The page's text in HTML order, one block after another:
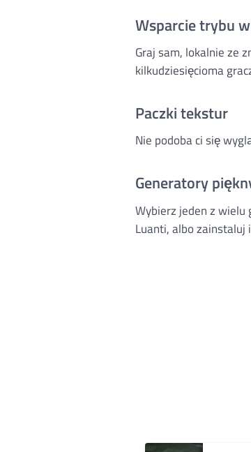
Wsparcie trybu
Graj sam, lokalnie ze
kilkudziesięcioma
Paczki tekstur
Nie podoba ci się
Generatory
Wybierz jeden z
Luanti, albo